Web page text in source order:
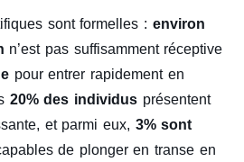
sont formelles : environ
n’est pas suffisamment réceptive
pour entrer rapidement en
20% des individus présentent
et parmi eux, 3% sont
de plonger en transe en